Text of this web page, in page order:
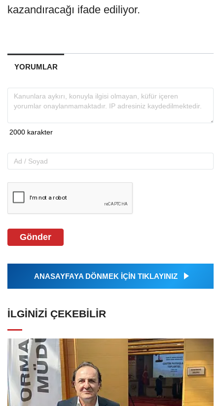
kazandıracağı ifade ediliyor.
YORUMLAR
Gönder
ANASAYFAYA DÖNMEK İÇİN TIKLAYINIZ
İLGINIZI ÇEKEBILIR